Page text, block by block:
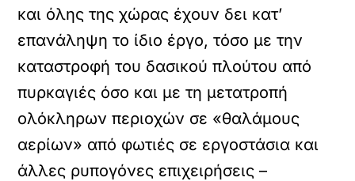
και όλης της χώρας έχουν δει κατ’
επανάληψη το ίδιο έργο, τόσο με την
καταστροφή του δασικού πλούτου από
πυρκαγιές όσο και με τη μετατροπή
ολόκληρων περιοχών σε «θαλάμους
αερίων» από φωτιές σε εργοστάσια και
άλλες ρυπογόνες επιχειρήσεις –